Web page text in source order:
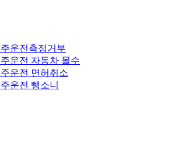
운전측정거부
운전 자동차 몰수
운전 면허취소
운전 뺑소니